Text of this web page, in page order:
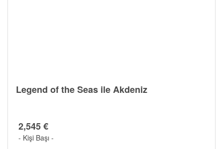
Legend of the Seas ile Akdeniz
2,545 €
- Kişi Başı -